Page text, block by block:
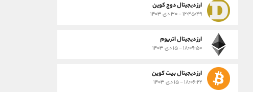
ارز دیجیتال دوج کوین
۱۲:۴۵:۴۹ - ۳۰ دی ۱۴۰۳
ارز دیجیتال اتریوم
۱۸:۰۹:۵۰ - ۱۵ دی ۱۴۰۳
ارز دیجیتال بیت کوین
۱۸:۰۶:۲۲ - ۱۵ دی ۱۴۰۳